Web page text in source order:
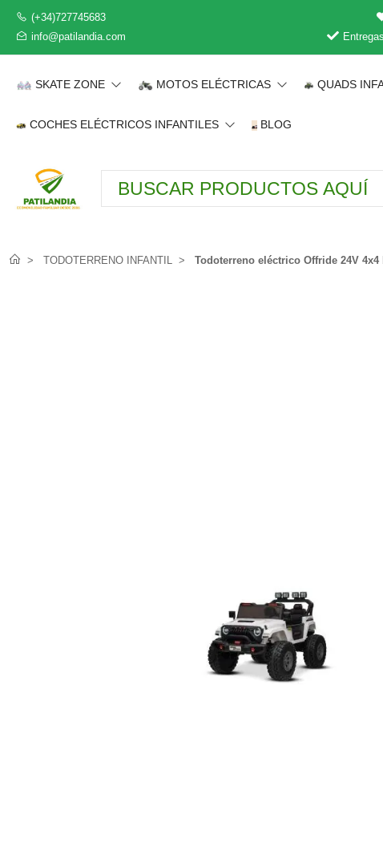
(+34)727745683
info@patilandia.com
SKATE ZONE MOTOS ELÉCTRICAS QUADS
COCHES ELÉCTRICOS INFANTILES BLOG
TODOTERRENO INFANTIL Todoterreno eléctrico Offride 24V 4x4